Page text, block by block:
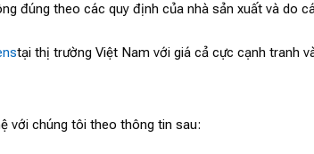
đúng theo các quy định của nhà sản xuất và do
tại thị trường Việt Nam với giá cả cực cạnh tranh
với chúng tôi theo thông tin sau: